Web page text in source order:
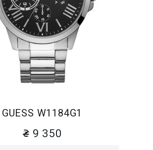
GUESS W1184G1
9 350